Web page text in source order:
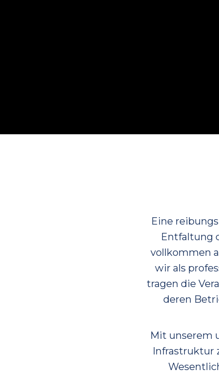
Eine
Entfaltung
vollkommen
wir als
tragen die
deren
Mit unserem
Infrastruktur